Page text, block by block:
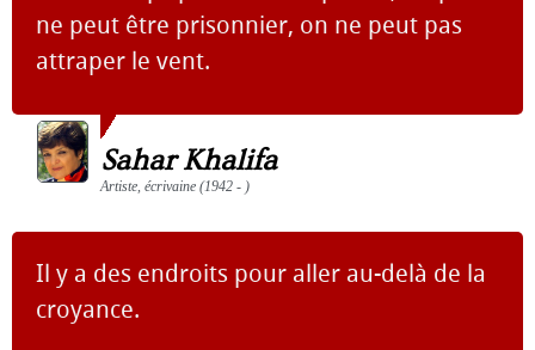
ne peut être prisonnier, on ne peut pas
attraper le vent.
Sahar Khalifa
Artiste, écrivaine (1942 - )
Il y a des endroits pour aller au-delà de la
croyance.